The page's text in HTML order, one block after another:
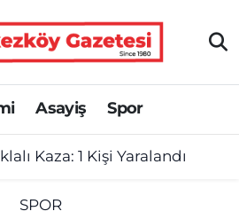
Asayiş Spor
Kaza: 1 Kişi Yaralandı
SPOR
Eczaneler
Durumu
Vakitleri
Yoğunluk Haritası